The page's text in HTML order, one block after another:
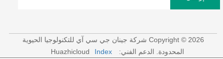
Copyright © 2026 شركة جينان جي سي آي للتكنولوجيا الحيوية
المحدودة. الدعم الفني: Huazhicloud Index